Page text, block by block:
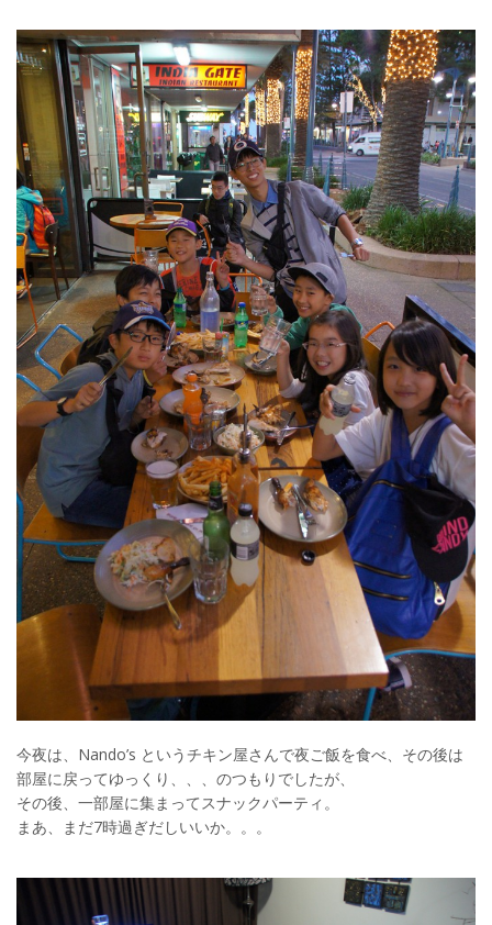
今夜は、Nando’s というチキン屋さんで夜ご飯を食べ、その後は
部屋に戻ってゆっくり、、、のつもりでしたが、
その後、一部屋に集まってスナックパーティ。
まあ、まだ7時過ぎだしいいか。。。